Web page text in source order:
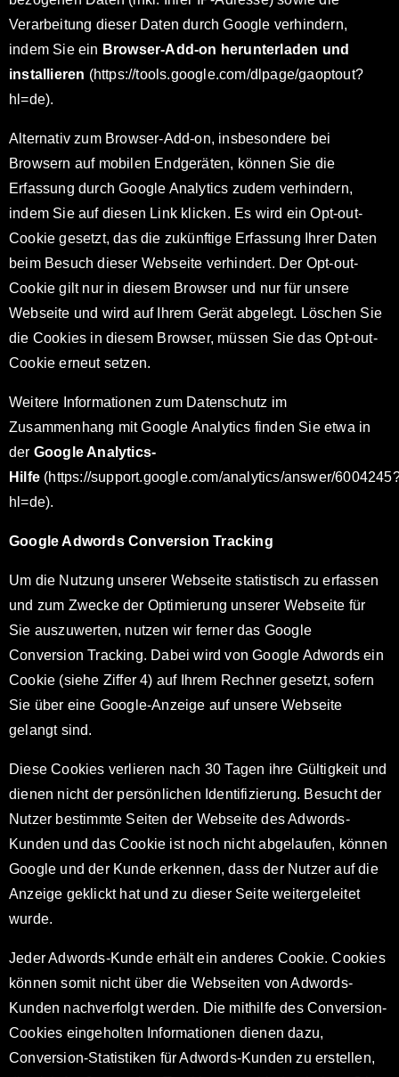
Verarbeitung dieser Daten durch Google verhindern,
indem Sie ein Browser-Add-on herunterladen und
installieren (https://tools.google.com/dlpage/gaoptout?
hl=de).
Alternativ zum Browser-Add-on, insbesondere bei
Browsern auf mobilen Endgeräten, können Sie die
Erfassung durch Google Analytics zudem verhindern,
indem Sie auf diesen Link klicken. Es wird ein Opt-out-
Cookie gesetzt, das die zukünftige Erfassung Ihrer Daten
beim Besuch dieser Webseite verhindert. Der Opt-out-
Cookie gilt nur in diesem Browser und nur für unsere
Webseite und wird auf Ihrem Gerät abgelegt. Löschen Sie
die Cookies in diesem Browser, müssen Sie das Opt-out-
Cookie erneut setzen.
Weitere Informationen zum Datenschutz im
Zusammenhang mit Google Analytics finden Sie etwa in
der Google Analytics-
Hilfe (https://support.google.com/analytics/answer/
hl=de).
Google Adwords Conversion Tracking
Um die Nutzung unserer Webseite statistisch zu erfassen
und zum Zwecke der Optimierung unserer Webseite für
Sie auszuwerten, nutzen wir ferner das Google
Conversion Tracking. Dabei wird von Google Adwords ein
Cookie (siehe Ziffer 4) auf Ihrem Rechner gesetzt, sofern
Sie über eine Google-Anzeige auf unsere Webseite
gelangt sind.
Diese Cookies verlieren nach 30 Tagen ihre Gültigkeit und
dienen nicht der persönlichen Identifizierung. Besucht der
Nutzer bestimmte Seiten der Webseite des Adwords-
Kunden und das Cookie ist noch nicht abgelaufen, können
Google und der Kunde erkennen, dass der Nutzer auf die
Anzeige geklickt hat und zu dieser Seite weitergeleitet
wurde.
Jeder Adwords-Kunde erhält ein anderes Cookie. Cookies
können somit nicht über die Webseiten von Adwords-
Kunden nachverfolgt werden. Die mithilfe des Conversion-
Cookies eingeholten Informationen dienen dazu,
Conversion-Statistiken für Adwords-Kunden zu erstellen,